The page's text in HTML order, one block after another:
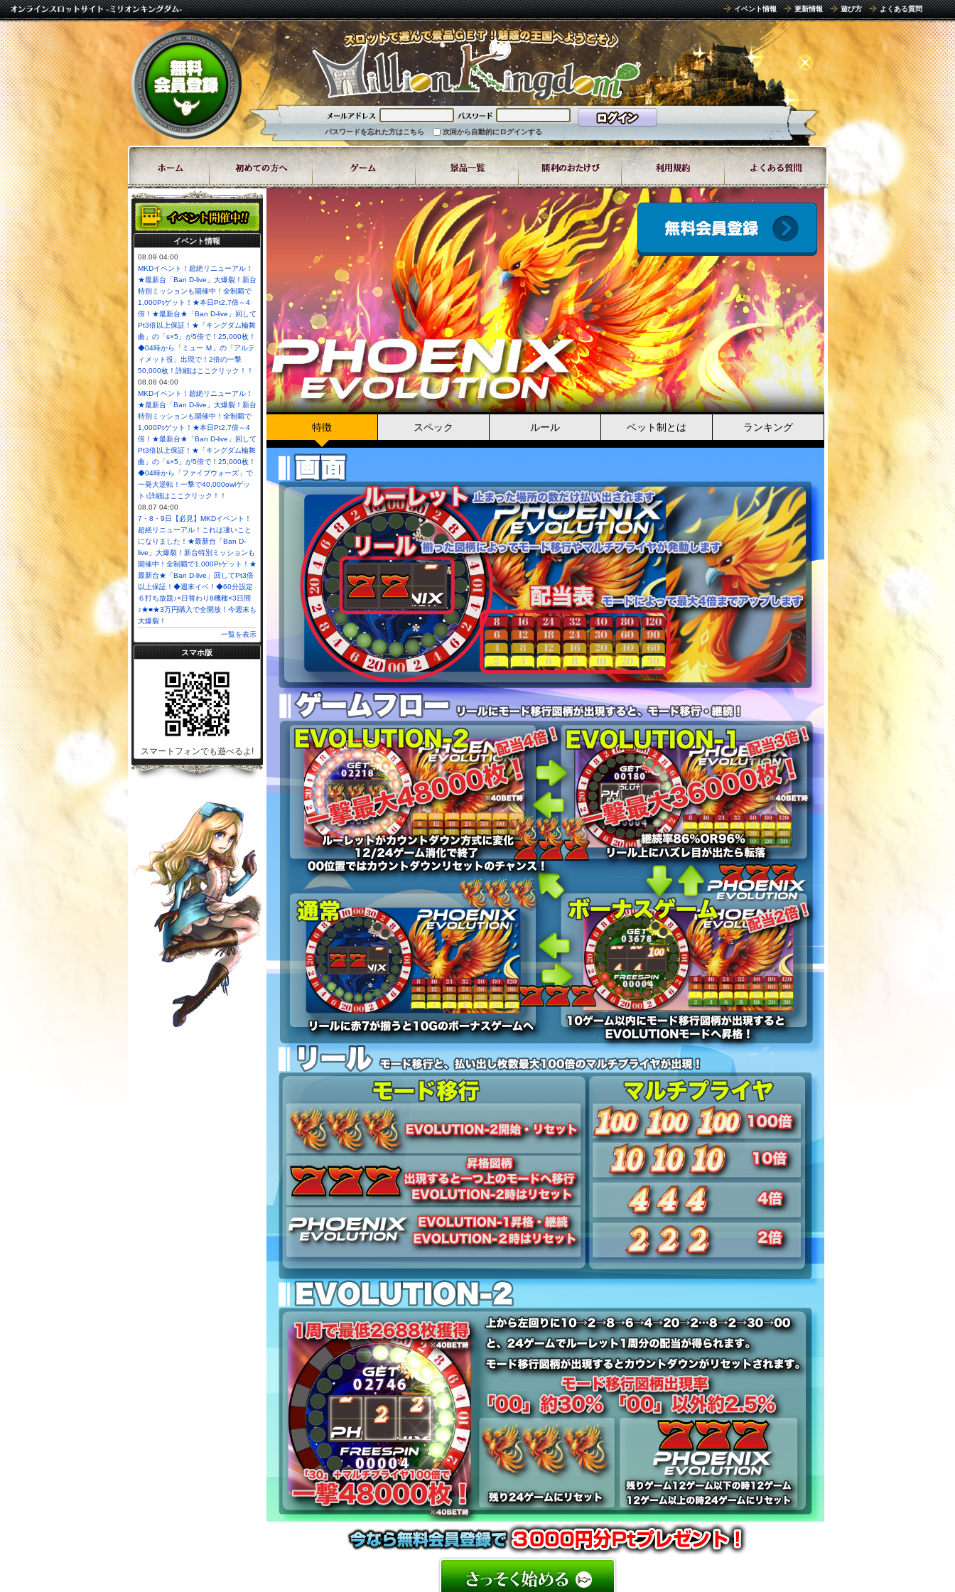
イベント情報 更新情報 遊び方 よくある質問
パスワードを忘れた方はこちら 次回から自動的にログインする
特徴 スペック ルール ベット制とは ランキング
イベント情報
08.09 04:00
MKDイベント！超絶リニューアル！
★最新台「Ban D-live」大爆裂！新台
特別ミッションも開催中！全制覇で
1,000Ptゲット！★本日Pt2.7倍～4
倍！★最新台★「Ban D-live」回して
Pt3倍以上保証！★「キングダム輪舞
曲」の「s×5」が5倍で！25,000枚！
◆04時から「ミュー Ｍ」の「アルテ
ィメット役」出現で！2倍の一撃
50,000枚！詳細はここクリック！！
08.08 04:00
MKDイベント！超絶リニューアル！
★最新台「Ban D-live」大爆裂！新台
特別ミッションも開催中！全制覇で
1,000Ptゲット！★本日Pt2.7倍～4
倍！★最新台★「Ban D-live」回して
Pt3倍以上保証！★「キングダム輪舞
曲」の「s×5」が5倍で！25,000枚！
◆04時から「ファイブウォーズ」で
一発大逆転！一撃で40,000owlゲッ
ト♪詳細はここクリック！！
08.07 04:00
7・8・9日【必見】MKDイベント！
超絶リニューアル！これは凄いこと
になりました！★最新台「Ban D-
live」大爆裂！新台特別ミッションも
開催中！全制覇で1,000Ptゲット！★
最新台★「Ban D-live」回してPt3倍
以上保証！◆週末イベ！◆60分設定
６打ち放題♪×日替わり8機種×3日間
♪★■★3万円購入で全開放！今週末も
大爆裂！
一覧を表示
スマホ版
スマートフォンでも遊べるよ!